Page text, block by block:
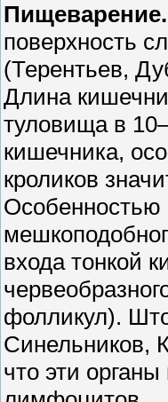
Пищеварение.
поверхность
(Терентьев,
Длина
туловища в
кишечника,
кроликов
Особенностью
входа тонкой
фолликул).
Синельников,
что эти